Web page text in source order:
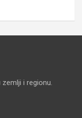
i regionu.